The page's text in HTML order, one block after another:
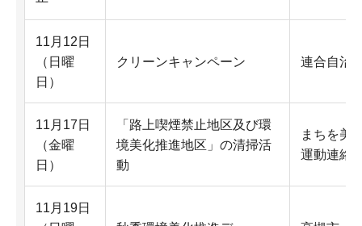
11月12日
（日曜
日）
クリーンキャンペーン 連合自治
11月17日
（金曜
日）
「路上喫煙禁止地区及び環
境美化推進地区」の清掃活
動
まちを美
運動連絡
11月19日